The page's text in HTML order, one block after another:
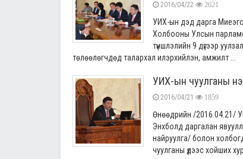
2016/04/22 2621
УИХ-ын дэд дарга
Холбооны Улсын
түншлэлийн 9 дүгээр
төлөөлөгчдөд талархал илэрхийлэн, амжилт ...
УИХ-ын чуулганы
2016/04/21 1859
Өнөөдрийн /2016.04.21/
Энхболд даргалан
найруулга/ болон
чуулганы үдээс хойших